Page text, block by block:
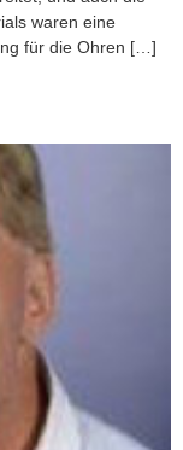
waren eine
für die Ohren […]